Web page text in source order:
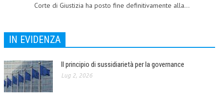
DIREZIONE SCIENTIFICA
ALTA FORMAZIONE
CORSI CE.S.E.D.
ARCHIVIO CORSI 2015
Corte di Giustizia ha posto fine definitivamente alla...
IN EVIDENZA
Il principio di sussidiarietà per la governance
Lug 2, 2026